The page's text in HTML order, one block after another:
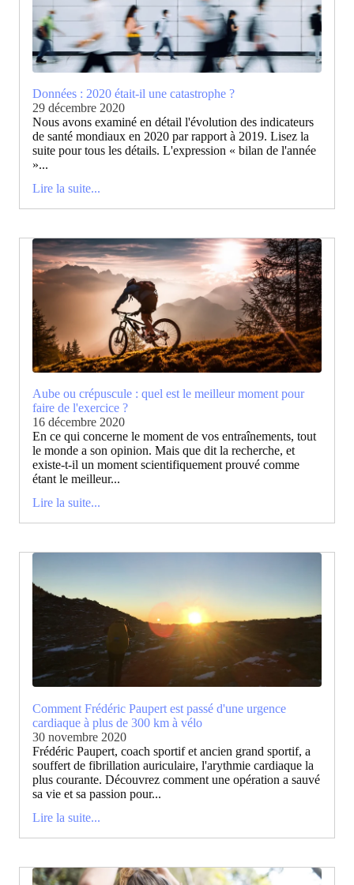
Données : 2020 était-il une catastrophe ?
29 décembre 2020
Nous avons examiné en détail l'évolution des indicateurs
de santé mondiaux en 2020 par rapport à 2019. Lisez la
suite pour tous les détails. L'expression « bilan de l'année
»...
Lire la suite...
Aube ou crépuscule : quel est le meilleur moment pour
faire de l'exercice ?
16 décembre 2020
En ce qui concerne le moment de vos entraînements, tout
le monde a son opinion. Mais que dit la recherche, et
existe-t-il un moment scientifiquement prouvé comme
étant le meilleur...
Lire la suite...
Comment Frédéric Paupert est passé d'une urgence
cardiaque à plus de 300 km à vélo
30 novembre 2020
Frédéric Paupert, coach sportif et ancien grand sportif, a
souffert de fibrillation auriculaire, l'arythmie cardiaque la
plus courante. Découvrez comment une opération a sauvé
sa vie et sa passion pour...
Lire la suite...